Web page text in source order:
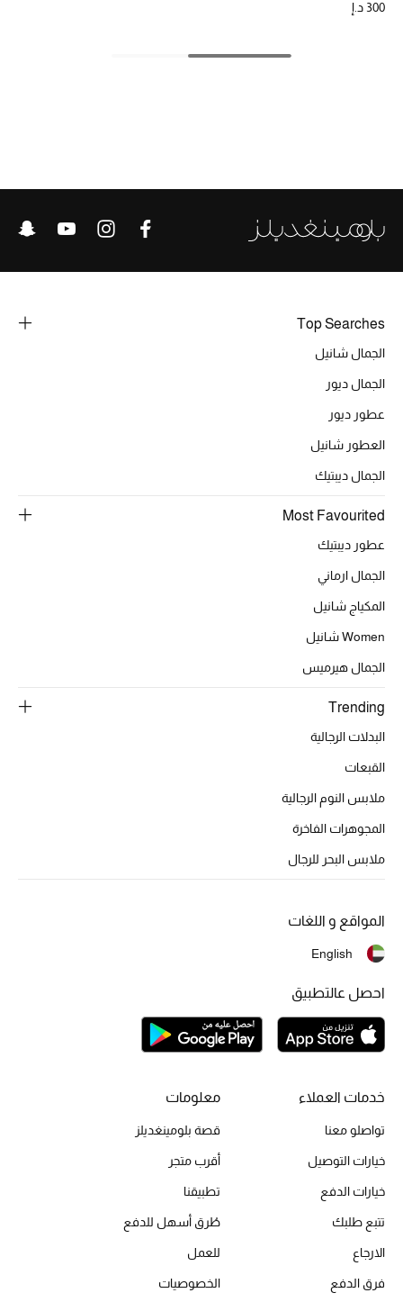
الحقائب
حقائب رجالية
أبرز المصممين
تسوقوا الحقائب
الموسم الجديد
أحذية النسائية
الأحذية الرجالية
أحذية للأطفال
أحذية مختارة
خصومات
الجديد في عالم الجمال
الأكثر مبيعاً
العطور
المكياج
300 د.إ
Top Searches
الجمال شانيل
الجمال ديور
عطور ديور
العطور شانيل
الجمال ديبتيك
Most Favourited
عطور ديبتيك
الجمال ارماني
المكياج شانيل
Women شانيل
الجمال هيرميس
Trending
البدلات الرجالية
القبعات
ملابس النوم الرجالية
المجوهرات الفاخرة
ملابس البحر للرجال
خدمات العملاء
تواصلو معنا
خيارات التوصيل
خيارات الدفع
تتبع طلبك
الارجاع
فرق الدفع
معلومات
قصة بلومينغديلز
أقرب متجر
تطبيقنا
طُرق أسهل للدفع
للعمل
الخصوصيات
المواقع و اللغات
English
احصل عالتطبيق